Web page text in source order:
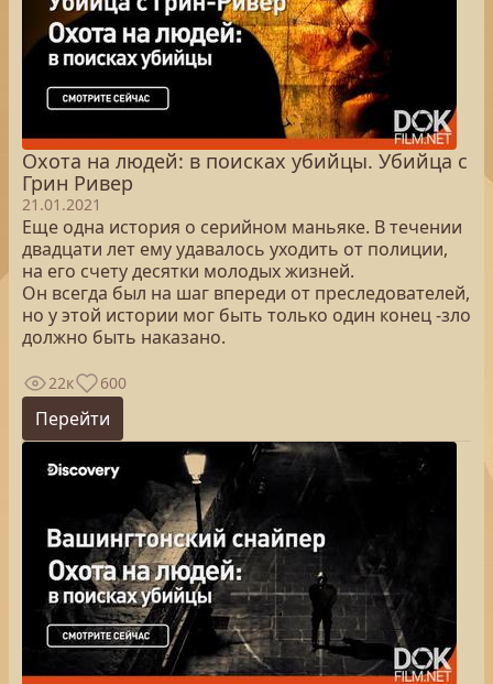
Охота на людей: в поисках убийцы. Убийца c
Грин Ривер
21.01.2021
Еще одна история о серийном маньяке. В течении
двадцати лет ему удавалось уходить от полиции,
на его счету десятки молодых жизней.
Он всегда был на шаг впереди от преследователей,
но у этой истории мог быть только один конец -зло
должно быть наказано.
22к 600
Перейти